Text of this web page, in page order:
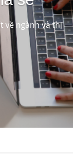
về ngành và thị